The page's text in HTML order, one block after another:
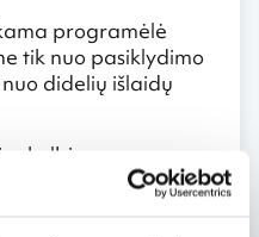
programėlė
tik nuo pasiklydimo
didelių išlaidų
skelbiamos
Pavyzdžiui, jeigu
FLIO šie pirkiniai